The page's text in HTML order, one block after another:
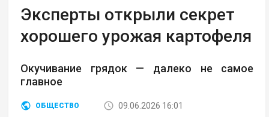
Эксперты открыли секрет
хорошего урожая картофеля
Окучивание грядок — далеко не самое
главное
ОБЩЕСТВО
09.06.2026 16:01